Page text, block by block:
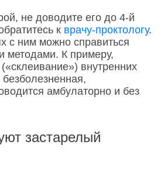
не доводите его до 4-й
к врачу-проктологу.
с ним можно справиться
методами. К примеру,
внутренних
амбулаторно и без
застарелый